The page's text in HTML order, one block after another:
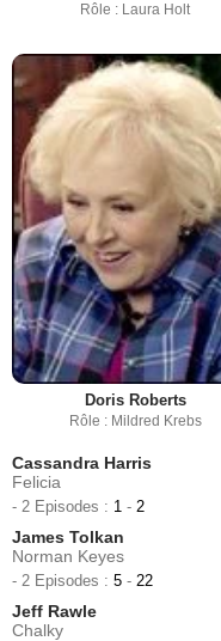
Rôle : Laura Holt
Doris Roberts
Rôle : Mildred Krebs
Cassandra Harris
Felicia
- 2 Episodes : 1 - 2
James Tolkan
Norman Keyes
- 2 Episodes : 5 - 22
Jeff Rawle
Chalky